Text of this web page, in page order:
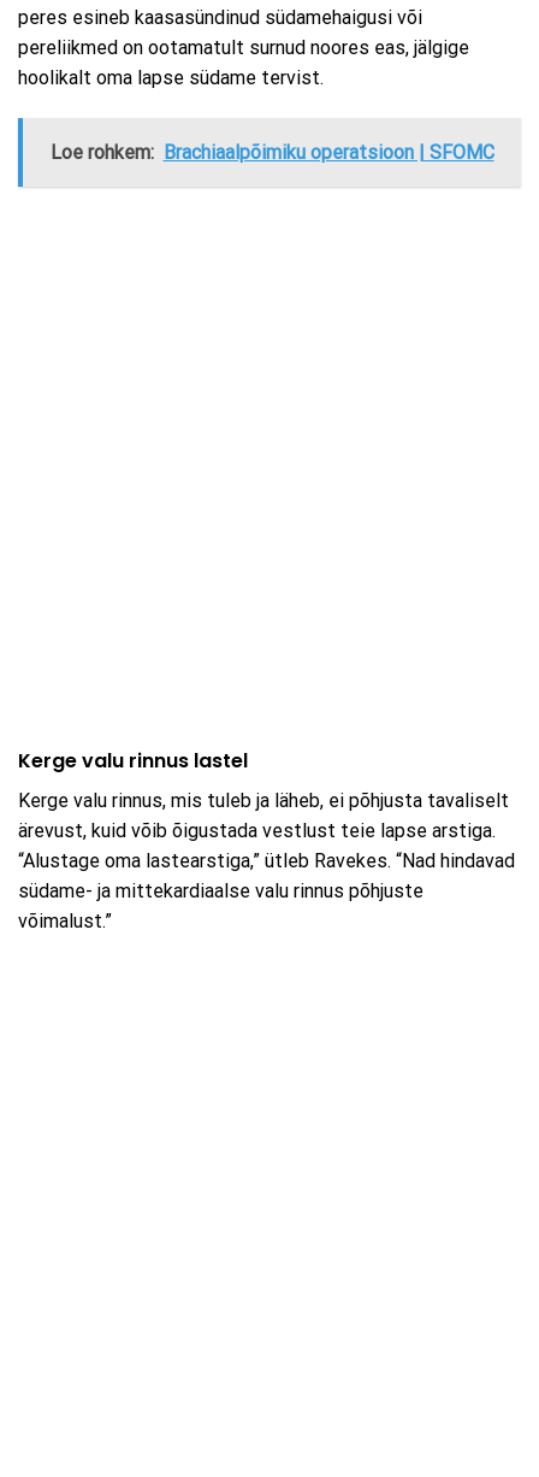
peres esineb kaasasündinud südamehaigusi või
pereliikmed on ootamatult surnud noores eas, jälgige
hoolikalt oma lapse südame tervist.
Loe rohkem: Brachiaalpõimiku operatsioon | SFOMC
Kerge valu rinnus lastel
Kerge valu rinnus, mis tuleb ja läheb, ei põhjusta tavaliselt
ärevust, kuid võib õigustada vestlust teie lapse arstiga.
“Alustage oma lastearstiga,” ütleb Ravekes. “Nad hindavad
südame- ja mittekardiaalse valu rinnus põhjuste
võimalust.”